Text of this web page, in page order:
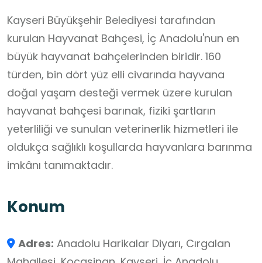
Kayseri Büyükşehir Belediyesi tarafından
kurulan Hayvanat Bahçesi, İç Anadolu'nun en
büyük hayvanat bahçelerinden biridir. 160
türden, bin dört yüz elli civarında hayvana
doğal yaşam desteği vermek üzere kurulan
hayvanat bahçesi barınak, fiziki şartların
yeterliliği ve sunulan veterinerlik hizmetleri ile
oldukça sağlıklı koşullarda hayvanlara barınma
imkânı tanımaktadır.
Konum
Adres: Anadolu Harikalar Diyarı, Cırgalan